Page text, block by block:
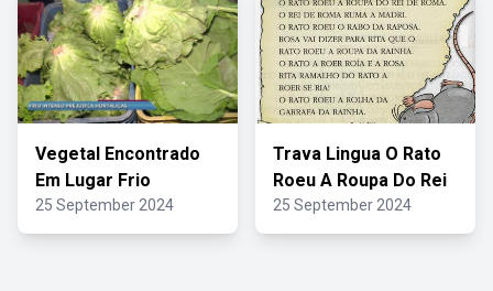
Vegetal Encontrado
Em Lugar Frio
25 September 2024
Trava Lingua O Rato
Roeu A Roupa Do Rei
25 September 2024